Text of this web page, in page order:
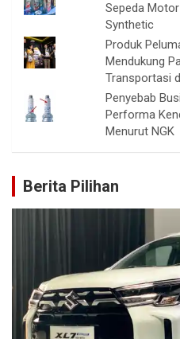
Sepeda
Synthetic
Produk
Mendukung
Transportasi
Penyebab
Performa
Menurut NGK
Berita Pilihan